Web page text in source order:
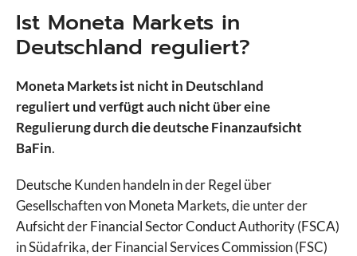
XM
XTB
Ist Moneta Markets in
Deutschland reguliert?
Moneta Markets ist nicht in Deutschland
reguliert und verfügt auch nicht über eine
Regulierung durch die deutsche Finanzaufsicht
BaFin.
Deutsche Kunden handeln in der Regel über
Gesellschaften von Moneta Markets, die unter der
Aufsicht der Financial Sector Conduct Authority (FSCA)
in Südafrika, der Financial Services Commission (FSC)